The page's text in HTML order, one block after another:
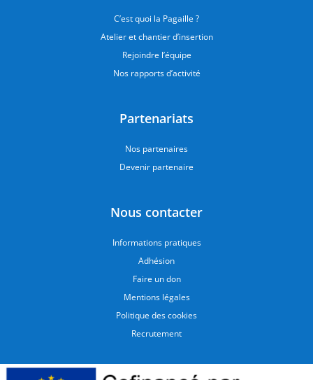
C’est quoi la Pagaille ?
Atelier et chantier d’insertion
Rejoindre l’équipe
Nos rapports d’activité
Partenariats
Nos partenaires
Devenir partenaire
Nous contacter
Informations pratiques
Adhésion
Faire un don
Mentions légales
Politique des cookies
Recrutement